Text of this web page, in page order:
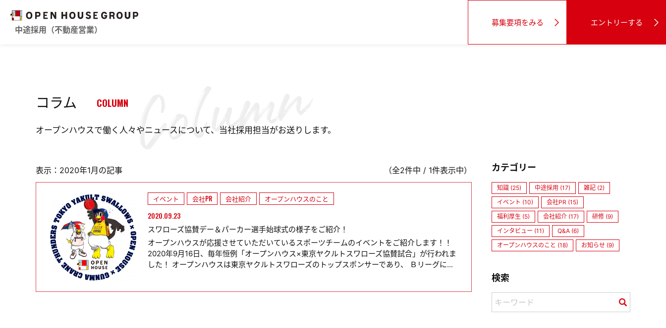
中途採用（不動産営業）
募集要項をみる エントリーする
コラム COLUMN
オープンハウスで働く人々やニュースについて、当社採用担当がお送りします。
表示：2020年1月の記事 （全2件中 / 1件表示中）
イベント 会社PR 会社紹介 オープンハウスのこと
2020.09.23
スワローズ協賛デー＆パーカー選手始球式の様子をご紹介！
オープンハウスが応援させていただいているスポーツチームのイベントをご紹介します！！
2020年9月16日、毎年恒例「オープンハウス×東京ヤクルトスワローズ協賛試合」が行われま
した！ オープンハウスは東京ヤクルトスワローズのトップスポンサーであり、 Ｂリーグに...
カテゴリー
知識 (25) 中途採用 (17)
雑記 (2)
イベント (10)
会社PR (15)
福利厚生 (5)
会社紹介 (17)
研修 (9)
インタビュー (11)
Q&A (6)
オープンハウスのこと (18)
お知らせ (9)
検索